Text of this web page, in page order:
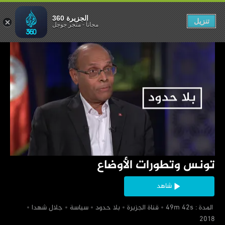
‏تونس وتطورات الأوضاع
شاهد
‏ المدة : 49m 42s
‏قناة الجزيرة ‏بلا حدود ‏سياسة
‏جلال شهدا
الأوضاع
الجزيرة 360
مجاناً-متجر جوجل تنزيل